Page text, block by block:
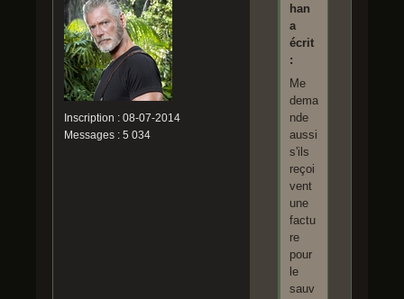
Inscription : 08-07-2014
Messages : 5 034
han
a
écrit
:
Me
dema
nde
aussi
s'ils
reçoi
vent
une
factu
re
pour
le
sauv